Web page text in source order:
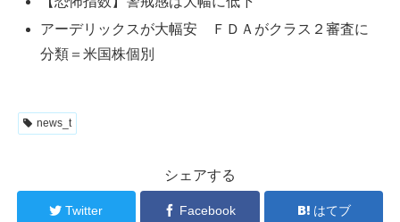
アーデリックスが大幅安 ＦＤＡがクラス２審査に
分類＝米国株個別
news_t
シェアする
Twitter Facebook はてブ